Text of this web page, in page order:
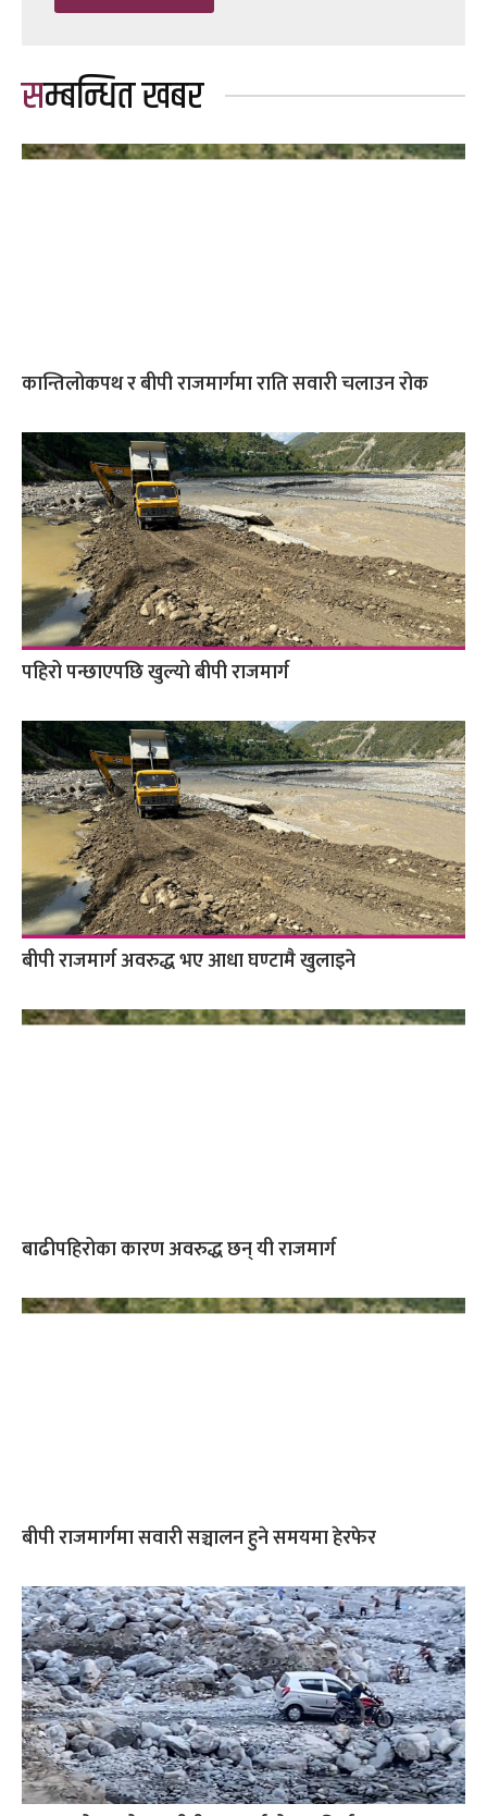
सम्बन्धित खबर
कान्तिलोकपथ र बीपी राजमार्गमा राति सवारी चलाउन रोक
पहिरो पन्छाएपछि खुल्यो बीपी राजमार्ग
बीपी राजमार्ग अवरुद्ध भए आधा घण्टामै खुलाइने
बाढीपहिरोका कारण अवरुद्ध छन् यी राजमार्ग
बीपी राजमार्गमा सवारी सञ्चालन हुने समयमा हेरफेर